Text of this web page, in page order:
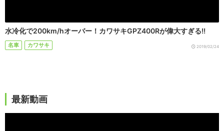
水冷化で200km/hオーバー！カワサキGPZ400Rが偉大すぎる!!
名車 カワサキ 2019/02/24
最新動画